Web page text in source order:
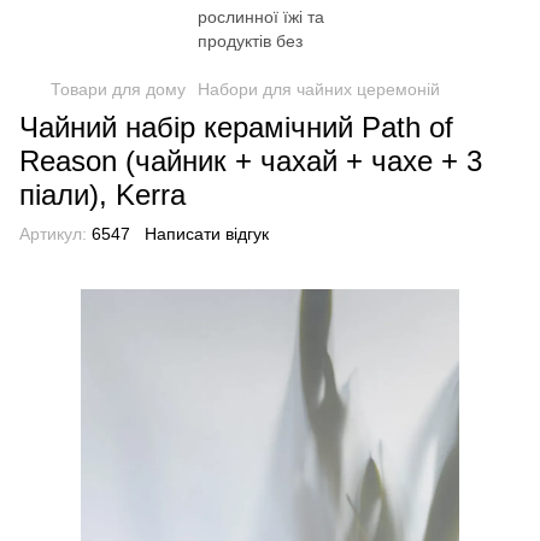
Товари для дому Набори для чайних церемоній
Чайний набір керамічний Path of
Reason (чайник + чахай + чахе + 3
піали), Kerra
Артикул: 6547 Написати відгук